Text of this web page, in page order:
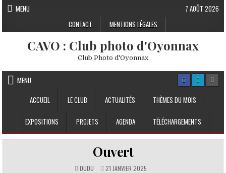
Skip to content
MENU
CONTACT
MENTIONS LÉGALES
7 AOÛT 2026
CAVO : Club photo d'Oyonnax
Club Photo d'Oyonnax
MENU
ACCUEIL
LE CLUB ACTUALITÉS THÈMES DU MOIS
EXPOSITIONS PROJETS AGENDA TÉLÉCHARGEMENTS
Ouvert
DUDU 21 JANVIER 2025